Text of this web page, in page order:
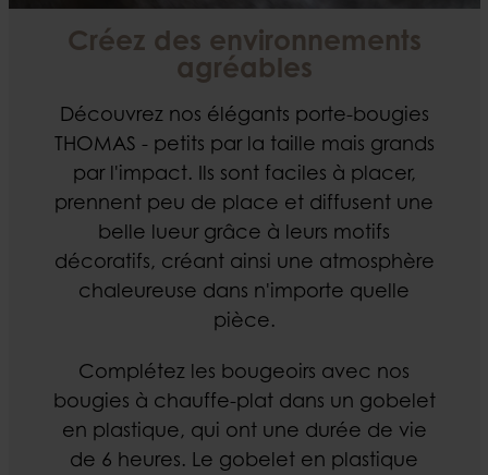
Créez des environnements
agréables
Découvrez nos élégants porte-bougies
THOMAS - petits par la taille mais grands
par l'impact. Ils sont faciles à placer,
prennent peu de place et diffusent une
belle lueur grâce à leurs motifs
décoratifs, créant ainsi une atmosphère
chaleureuse dans n'importe quelle
pièce.
Complétez les bougeoirs avec nos
bougies à chauffe-plat dans un gobelet
en plastique, qui ont une durée de vie
de 6 heures. Le gobelet en plastique